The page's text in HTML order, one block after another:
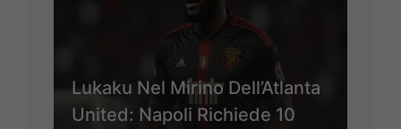
Lukaku Nel Mirino Dell’Atlanta
United: Napoli Richiede 10